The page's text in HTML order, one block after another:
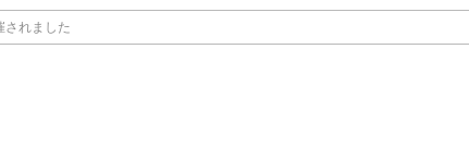
されました